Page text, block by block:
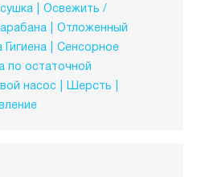
Освежить /
Отложенный
Сенсорное
по остаточной
насос
Шерсть